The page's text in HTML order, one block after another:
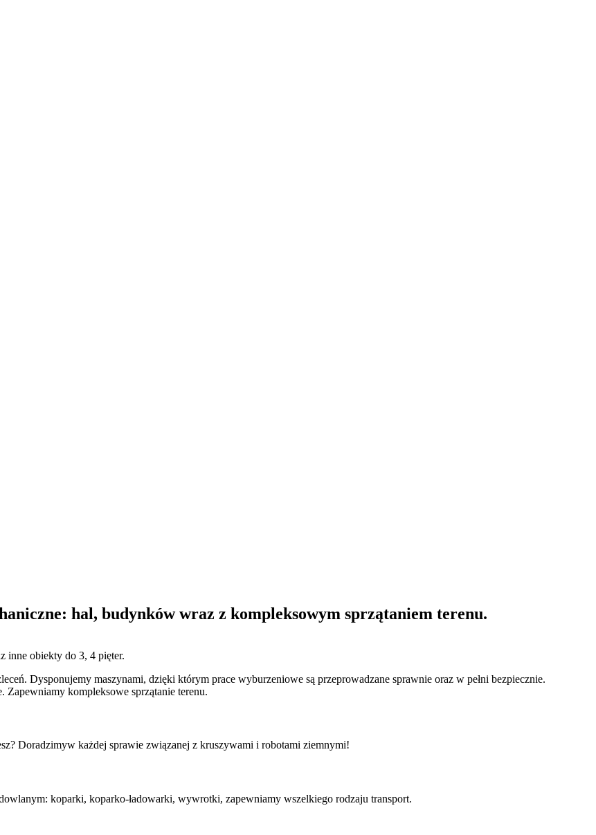
hal, budynków wraz z kompleksowym sprzątaniem terenu.
inne obiekty do 3, 4 pięter.
Dysponujemy maszynami, dzięki którym prace wyburzeniowe są przeprowadzane sprawnie oraz w pełni bezpiecznie.
Zapewniamy kompleksowe sprzątanie terenu.
Doradzimyw każdej sprawie związanej z kruszywami i robotami ziemnymi!
koparki, koparko-ładowarki, wywrotki, zapewniamy wszelkiego rodzaju transport.